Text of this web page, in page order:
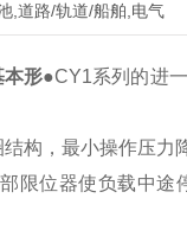
,道路/轨道/船舶,电气
本形●CY1系列的进
构，最小操作压
限位器使负载中